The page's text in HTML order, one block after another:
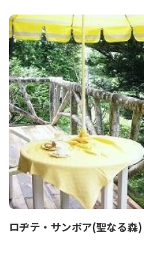
ロヂテ・サンボア(聖なる森)